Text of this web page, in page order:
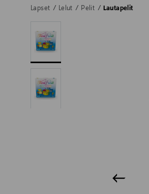
Lapset Lelut Pelit Lautapelit